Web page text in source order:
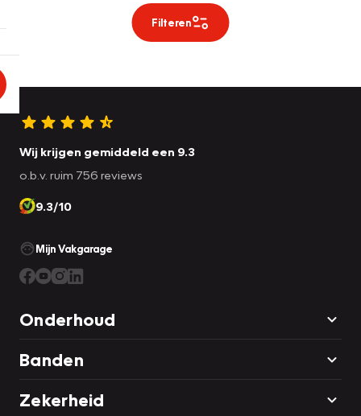
Filteren
Wij krijgen gemiddeld een 9.3
o.b.v. ruim 756 reviews
9.3/10
Mijn Vakgarage
Onderhoud
Banden
Zekerheid